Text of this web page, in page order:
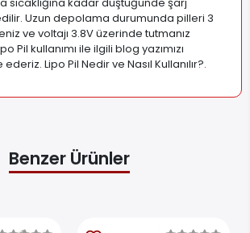
Uzun depolama durumunda pilleri 3
ve voltajı 3.8V üzerinde tutmanız
Pil kullanımı ile ilgili blog yazımızı
Lipo Pil Nedir ve Nasıl Kullanılır?.
Benzer Ürünler